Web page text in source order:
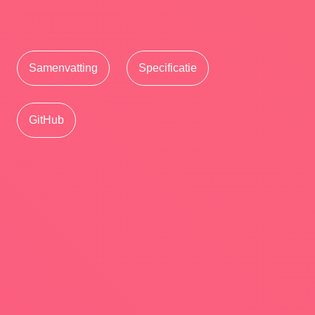
Samenvatting Specificatie
GitHub